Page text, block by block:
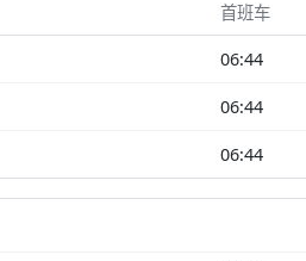
首班车
06:44
06:44
06:44